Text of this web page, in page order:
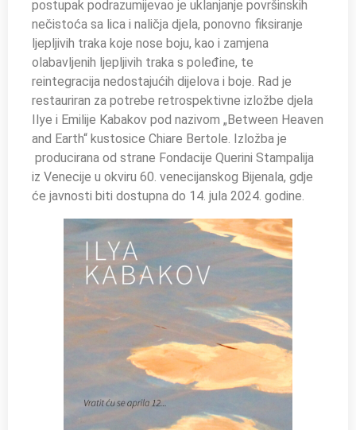
postupak podrazumijevao je uklanjanje površinskih
nečistoća sa lica i naličja djela, ponovno fiksiranje
ljepljivih traka koje nose boju, kao i zamjena
olabavljenih ljepljivih traka s poleđine, te
reintegracija nedostajućih dijelova i boje. Rad je
restauriran za potrebe retrospektivne izložbe djela
Ilye i Emilije Kabakov pod nazivom „Between Heaven
and Earth“ kustosice Chiare Bertole. Izložba je
producirana od strane Fondacije Querini Stampalija
iz Venecije u okviru 60. venecijanskog Bijenala, gdje
će javnosti biti dostupna do 14. jula 2024. godine.